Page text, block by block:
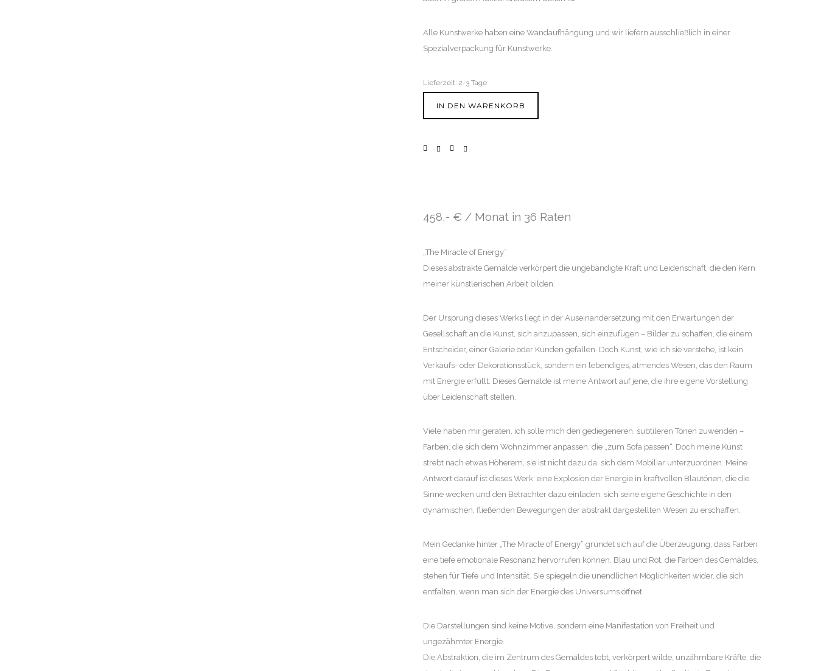
Alle Kunstwerke haben eine Wandaufhängung und wir liefern ausschließlich in einer
Spezialverpackung für Kunstwerke.
Lieferzeit:2-3 Tage
IN DEN WARENKORB
458,- € / Monat in 36 Raten
„The Miracle of Energy“
Dieses abstrakte Gemälde verkörpert die ungebändigte Kraft und Leidenschaft, die den Kern
meiner künstlerischen Arbeit bilden.
Der Ursprung dieses Werks liegt in der Auseinandersetzung mit den Erwartungen der
Gesellschaft an die Kunst, sich anzupassen, sich einzufügen – Bilder zu schaffen, die einem
Entscheider, einer Galerie oder Kunden gefallen. Doch Kunst, wie ich sie verstehe, ist kein
Verkaufs- oder Dekorationsstück, sondern ein lebendiges, atmendes Wesen, das den Raum
mit Energie erfüllt. Dieses Gemälde ist meine Antwort auf jene, die ihre eigene Vorstellung
über Leidenschaft stellen.
Viele haben mir geraten, ich solle mich den gediegeneren, subtileren Tönen zuwenden –
Farben, die sich dem Wohnzimmer anpassen, die „zum Sofa passen“. Doch meine Kunst
strebt nach etwas Höherem, sie ist nicht dazu da, sich dem Mobiliar unterzuordnen. Meine
Antwort darauf ist dieses Werk: eine Explosion der Energie in kraftvollen Blautönen, die die
Sinne wecken und den Betrachter dazu einladen, sich seine eigene Geschichte in den
dynamischen, fließenden Bewegungen der abstrakt dargestellten Wesen zu erschaffen.
Mein Gedanke hinter „The Miracle of Energy“ gründet sich auf die Überzeugung, dass Farben
eine tiefe emotionale Resonanz hervorrufen können. Blau und Rot, die Farben des Gemäldes,
stehen für Tiefe und Intensität. Sie spiegeln die unendlichen Möglichkeiten wider, die sich
entfalten, wenn man sich der Energie des Universums öffnet.
Die Darstellungen sind keine Motive, sondern eine Manifestation von Freiheit und
ungezähmter Energie.
Die Abstraktion, die im Zentrum des Gemäldes tobt, verkörpert wilde, unzähmbare Kräfte, die